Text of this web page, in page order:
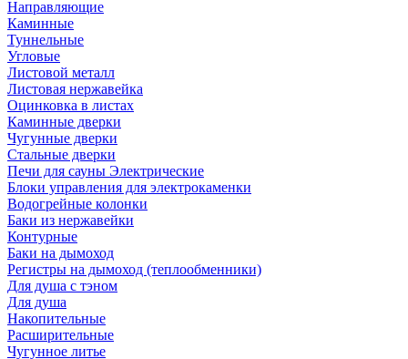
Направляющие
Каминные
Туннельные
Угловые
Листовой металл
Листовая нержавейка
Оцинковка в листах
Каминные дверки
Чугунные дверки
Стальные дверки
Печи для сауны Электрические
Блоки управления для электрокаменки
Водогрейные колонки
Баки из нержавейки
Контурные
Баки на дымоход
Регистры на дымоход (теплообменники)
Для душа с тэном
Для душа
Накопительные
Расширительные
Чугунное литье